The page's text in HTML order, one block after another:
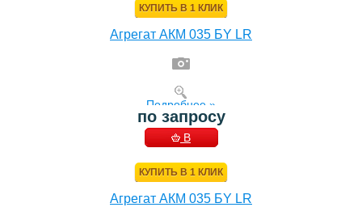
КУПИТЬ В 1 КЛИК
Агрегат АКМ 035 БY LR
Подробнее »
по запросу
В
КУПИТЬ В 1 КЛИК
Агрегат АКМ 035 БY LR